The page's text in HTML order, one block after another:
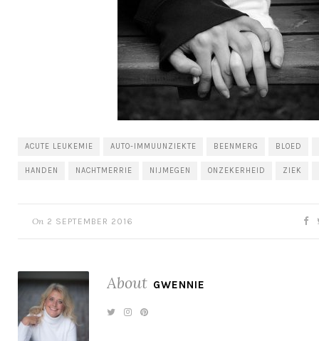
ACUTE LEUKEMIE AUTO-IMMUUNZIEKTE BEENMERG BLOED
HANDEN NACHTMERRIE NIJMEGEN ONZEKERHEID ZIEK
On 2 SEPTEMBER 2016
About GWENNIE